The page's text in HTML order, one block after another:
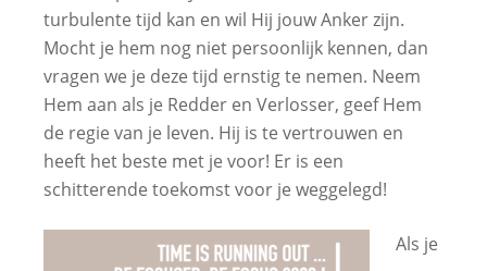
turbulente tijd kan en wil Hij jouw Anker zijn.
Mocht je hem nog niet persoonlijk kennen, dan
vragen we je deze tijd ernstig te nemen. Neem
Hem aan als je Redder en Verlosser, geef Hem
de regie van je leven. Hij is te vertrouwen en
heeft het beste met je voor! Er is een
schitterende toekomst voor je weggelegd!
Als je